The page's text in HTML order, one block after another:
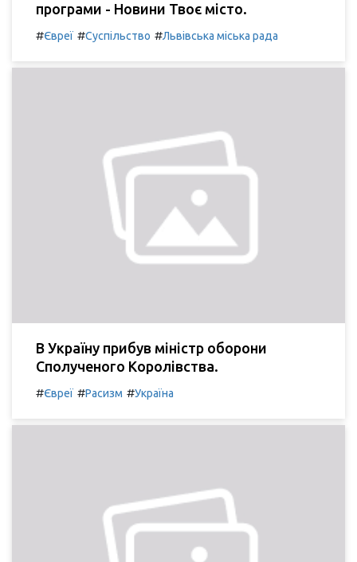
програми - Новини Твоє місто.
#Євреї #Суспільство #Львівська міська рада
В Україну прибув міністр оборони
Сполученого Королівства.
#Євреї #Расизм #Україна